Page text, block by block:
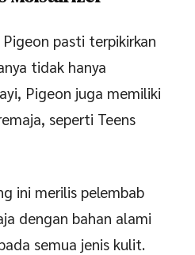
pasti terpikirkan
tidak hanya
Pigeon juga memiliki
seperti Teens
ini merilis pelembab
dengan bahan alami
semua jenis kulit.